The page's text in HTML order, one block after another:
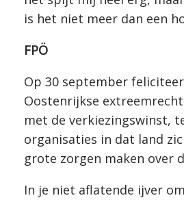
is het niet meer dan een
FPÖ
Op 30 september
Oostenrijkse
met de verkiezingswinst,
organisaties in dat land
grote zorgen maken over
In je niet aflatende ijver